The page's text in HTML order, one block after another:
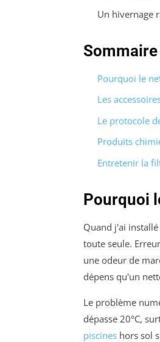
Un hivernage
Sommaire
Pourquoi le
Les
Le protocole
Produits
Entretenir la
Pourquoi
Quand j'ai
toute seule.
une odeur de
dépens qu'un
Le problème
dépasse 20°C,
piscines hors sol